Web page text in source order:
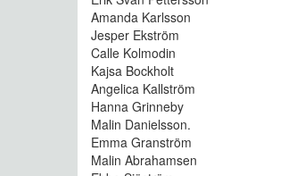
Amanda Karlsson
Jesper Ekström
Calle Kolmodin
Kajsa Bockholt
Angelica Kallström
Hanna Grinneby
Malin Danielsson.
Emma Granström
Malin Abrahamsen